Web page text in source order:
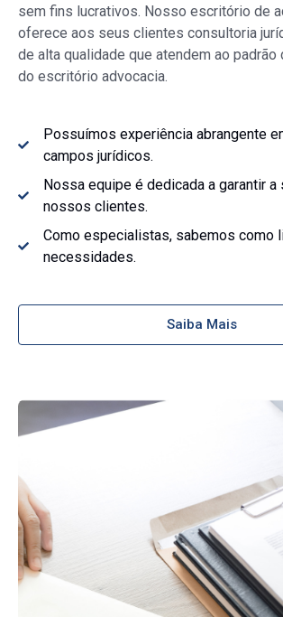
sem fins lucrativos. Nosso escritório de
oferece aos seus clientes consultoria
de alta qualidade que atendem ao padrão
do escritório advocacia.
Possuímos experiência abrangente
campos jurídicos.
Nossa equipe é dedicada a garantir
nossos clientes.
Como especialistas, sabemos como
necessidades.
Saiba Mais